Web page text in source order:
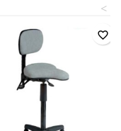
<
favorite_border